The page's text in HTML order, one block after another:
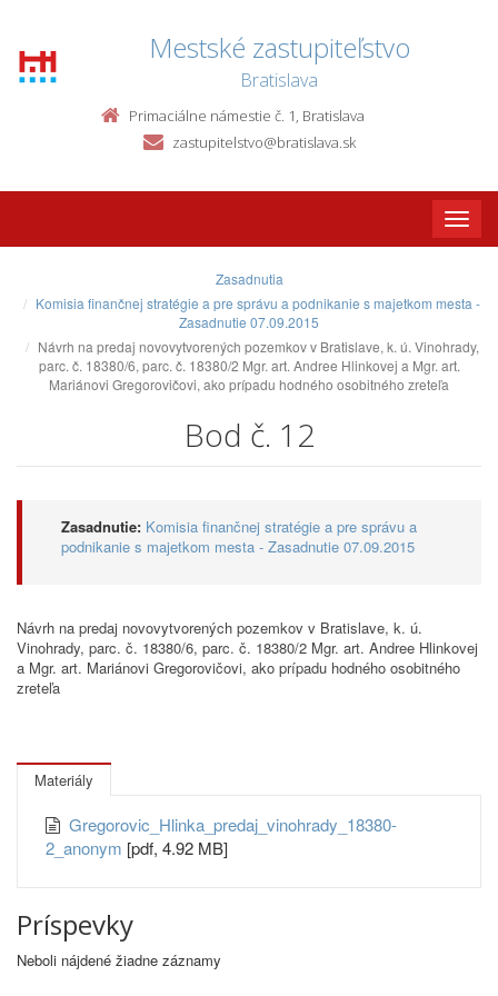
Mestské zastupiteľstvo
Bratislava
Primaciálne námestie č. 1, Bratislava
zastupitelstvo@bratislava.sk
Toggle
Zasadnutia
Komisia finančnej stratégie a pre správu a podnikanie s majetkom mesta -
Zasadnutie 07.09.2015
Návrh na predaj novovytvorených pozemkov v Bratislave, k. ú. Vinohrady,
parc. č. 18380/6, parc. č. 18380/2 Mgr. art. Andree Hlinkovej a Mgr. art.
Mariánovi Gregorovičovi, ako prípadu hodného osobitného zreteľa
Bod č. 12
Zasadnutie: Komisia finančnej stratégie a pre správu a
podnikanie s majetkom mesta - Zasadnutie 07.09.2015
Návrh na predaj novovytvorených pozemkov v Bratislave, k. ú.
Vinohrady, parc. č. 18380/6, parc. č. 18380/2 Mgr. art. Andree Hlinkovej
a Mgr. art. Mariánovi Gregorovičovi, ako prípadu hodného osobitného
zreteľa
Materiály
Gregorovic_Hlinka_predaj_vinohrady_18380-
2_anonym [pdf, 4.92 MB]
Príspevky
Neboli nájdené žiadne záznamy